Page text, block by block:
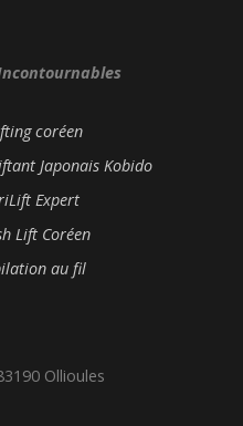
coréen
Japonais Kobido
Expert
Lift Coréen
au fil
Ollioules